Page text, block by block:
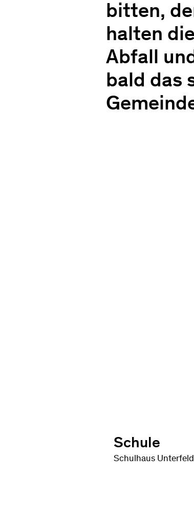
bitten,
halten
Abfall
bald das
Schule
Schulhaus Unterfeld